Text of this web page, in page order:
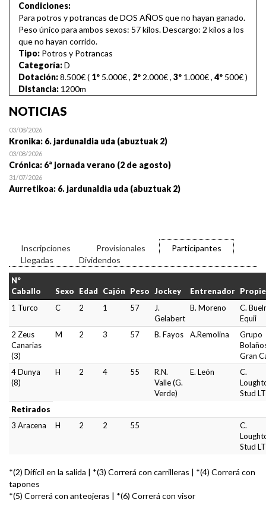
Condiciones:
Para potros y potrancas de DOS AÑOS que no hayan ganado.
Peso único para ambos sexos: 57 kilos. Descargo: 2 kilos a los
que no hayan corrido.
Tipo: Potros y Potrancas
Categoría:D
Dotación:8.500€ ( 1º 5.000€, 2º 2.000€, 3º 1.000€, 4º 500€)
Distancia: 1200m
NOTICIAS
03/08/2026
Kronika: 6. jardunaldia uda (abuztuak 2)
03/08/2026
Crónica: 6ª jornada verano (2 de agosto)
31/07/2026
Aurretikoa: 6. jardunaldia uda (abuztuak 2)
Inscripciones Provisionales
Participantes
Llegadas
Dividendos
Nº
Caballo
Sexo Edad Cajón Peso Jockey Entrenador
1 Turco
C 2 1 57
J.
Gelabert
B. Moreno
C.
Equii
2 Zeus
Canarias
(3)
M 2 3 57 B. Fayos A.Remolina
Grupo
Gran
4 Dunya
(8)
H 2 4 55
R.N.
Valle (G.
Verde)
E. León
C.
Stud
Retirados
3 Aracena
H 2 2 55
C.
Stud
*(2) Difícil en la salida | *(3) Correrá con carrilleras | *(4) Correrá con
tapones
*(5) Correrá con anteojeras | *(6) Correrá con visor